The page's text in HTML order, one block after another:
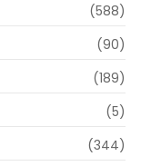
(588)
(90)
(189)
(5)
(344)